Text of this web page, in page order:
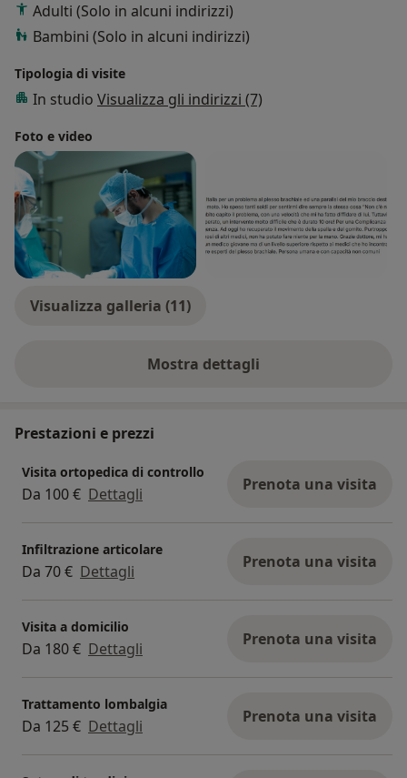
Adulti (Solo in alcuni indirizzi)
Bambini (Solo in alcuni indirizzi)
Tipologia di visite
In studio Visualizza gli indirizzi (7)
Foto e video
Visualizza galleria (11)
Mostra dettagli
sull'esperienza
Prestazioni e prezzi
Visita ortopedica di controllo
Da 100 € Dettagli Prenota una visita
Infiltrazione articolare
Da 70 € Dettagli Prenota una visita
Visita a domicilio
Da 180 € Dettagli Prenota una visita
Trattamento lombalgia
Da 125 € Dettagli Prenota una visita